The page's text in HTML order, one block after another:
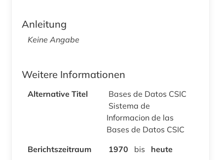
Anleitung
Keine Angabe
Weitere Informationen
Alternative Titel
Bases de Datos CSIC
Sistema de
Informacion de las
Bases de Datos CSIC
Berichtszeitraum
1970 bis heute